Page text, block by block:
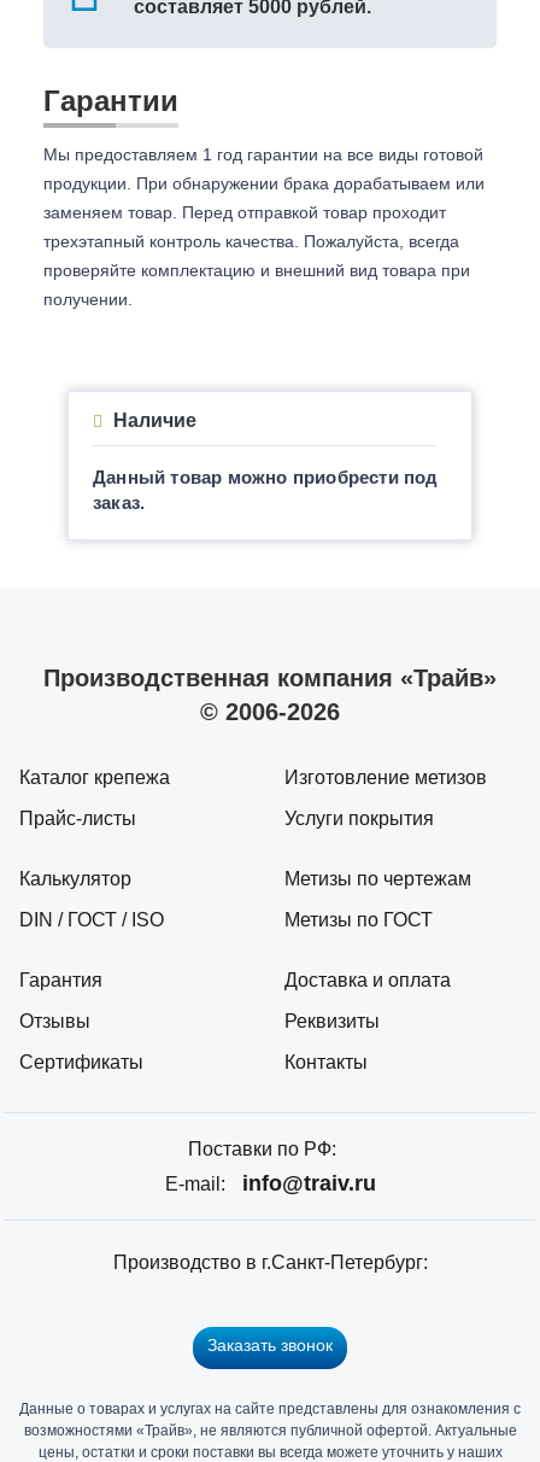
составляет 5000 рублей.
Гарантии
Мы предоставляем 1 год гарантии на все виды готовой
продукции. При обнаружении брака дорабатываем или
заменяем товар. Перед отправкой товар проходит
трехэтапный контроль качества. Пожалуйста, всегда
проверяйте комплектацию и внешний вид товара при
получении.
Наличие
Данный товар можно приобрести под
заказ.
Производственная компания «Трайв»
© 2006-2026
Каталог крепежа
Прайс-листы
Калькулятор
DIN / ГОСТ / ISO
Гарантия
Отзывы
Сертификаты
Изготовление метизов
Услуги покрытия
Метизы по чертежам
Метизы по ГОСТ
Доставка и оплата
Реквизиты
Контакты
Поставки по РФ:
E-mail:
info@traiv.ru
Производство в г.Санкт-Петербург:
Заказать звонок
Данные о товарах и услугах на сайте представлены для ознакомления с
возможностями «Трайв», не являются публичной офертой. Актуальные
цены, остатки и сроки поставки вы всегда можете уточнить у наших
Главный